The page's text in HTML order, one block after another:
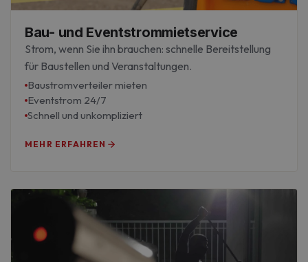
Bau- und Eventstrommietservice
Strom, wenn Sie ihn brauchen: schnelle Bereitstellung
für Baustellen und Veranstaltungen.
Baustromverteiler mieten
Eventstrom 24/7
Schnell und unkompliziert
MEHR ERFAHREN